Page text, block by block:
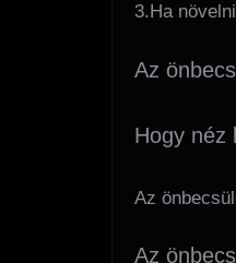
3.Ha
Az
Hogy néz
Az
Az